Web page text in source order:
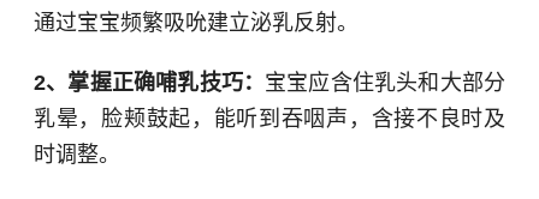
通过宝宝频繁吸吮建立泌乳反射。
2、掌握正确哺乳技巧： 宝宝应含住乳头和大部分
乳晕，脸颊鼓起，能听到吞咽声，含接不良时及
时调整。